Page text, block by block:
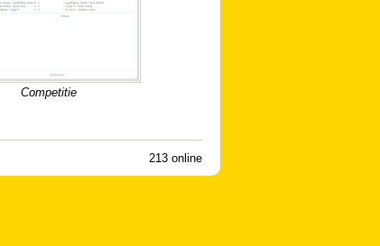
Competitie
213 online